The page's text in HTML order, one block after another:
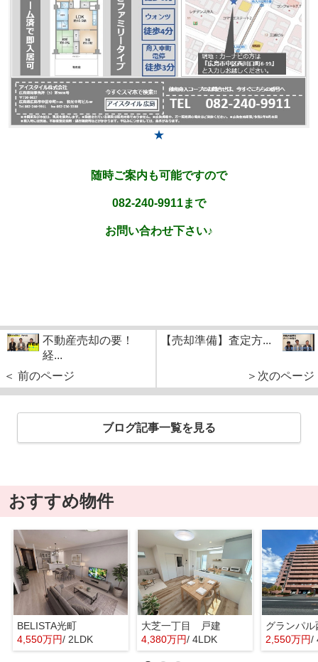
★
随時ご案内も可能ですので
082-240-9911まで
お問い合わせ下さい♪
不動産売却の要！
経...
＜ 前のページ
【売却準備】査定方...
＞次のページ
ブログ記事一覧を見る
おすすめ物件
BELISTA光町
4,550万円/ 2LDK
大芝一丁目 戸建
4,380万円/ 4LDK
グランパル
2,550万円/